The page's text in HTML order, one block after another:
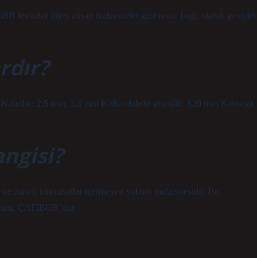
levhalar diğer ahşap malzemeler gibi neme bağlı olarak genişler
2,5 mm, 3,0 mm Kullanılabilir genişlik: 820 mm Kaburga
zararlı kimyasallar içermeyen yalıtım malzemesidir. Bu
ÇATIBOR’dur.